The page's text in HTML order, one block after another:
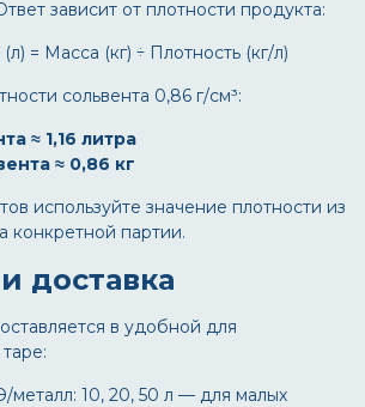
зависит от плотности продукта:
= Масса (кг) ÷ Плотность (кг/л)
сольвента 0,86 г/см³:
≈ 1,16 литра
≈ 0,86 кг
используйте значение плотности из
конкретной партии.
доставка
в удобной для
металл: 10, 20, 50 л — для малых